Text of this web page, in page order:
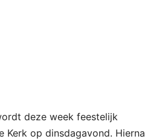
deze week feestelijk
Kerk op dinsdagavond. Hierna